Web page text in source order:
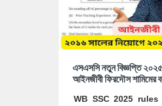
এসএসসি নতুন বিজ্ঞপ্তি
আইনজীবী ফিরদৌস
WB SSC 2025